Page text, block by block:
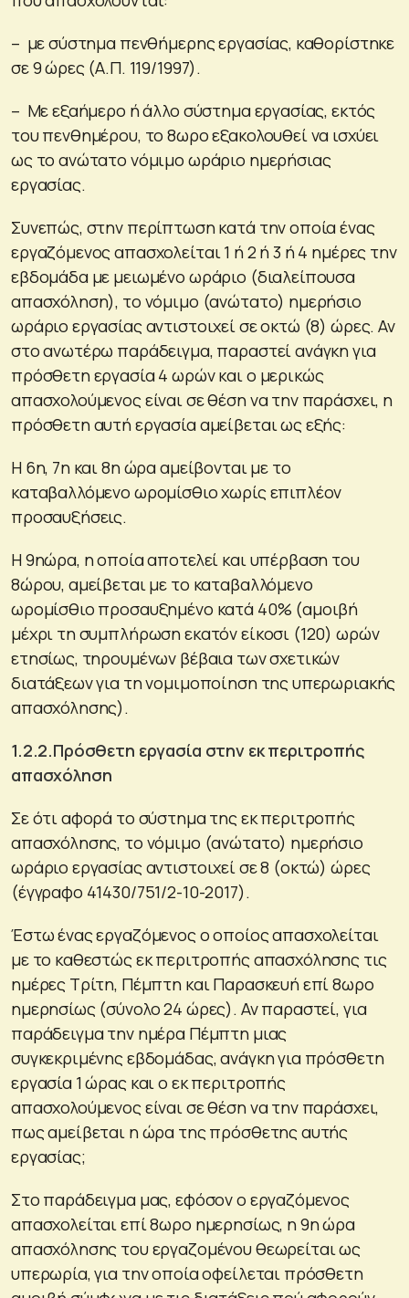
– με σύστημα πενθήμερης εργασίας, καθορίστηκε
σε 9 ώρες (Α.Π. 119/1997).
– Με εξαήμερο ή άλλο σύστημα εργασίας, εκτός
του πενθημέρου, το 8ωρο εξακολουθεί να ισχύει
ως το ανώτατο νόμιμο ωράριο ημερήσιας
εργασίας.
Συνεπώς, στην περίπτωση κατά την οποία ένας
εργαζόμενος απασχολείται 1 ή 2 ή 3 ή 4 ημέρες την
εβδομάδα με μειωμένο ωράριο (διαλείπουσα
απασχόληση), το νόμιμο (ανώτατο) ημερήσιο
ωράριο εργασίας αντιστοιχεί σε οκτώ (8) ώρες. Αν
στο ανωτέρω παράδειγμα, παραστεί ανάγκη για
πρόσθετη εργασία 4 ωρών και ο μερικώς
απασχολούμενος είναι σε θέση να την παράσχει, η
πρόσθετη αυτή εργασία αμείβεται ως εξής:
H 6η, 7η και 8η ώρα αμείβονται με το
καταβαλλόμενο ωρομίσθιο χωρίς επιπλέον
προσαυξήσεις.
Η 9ηώρα, η οποία αποτελεί και υπέρβαση του
8ώρου, αμείβεται με το καταβαλλόμενο
ωρομίσθιο προσαυξημένο κατά 40% (αμοιβή
μέχρι τη συμπλήρωση εκατόν είκοσι (120) ωρών
ετησίως, τηρουμένων βέβαια των σχετικών
διατάξεων για τη νομιμοποίηση της υπερωριακής
απασχόλησης).
1.2.2.Πρόσθετη εργασία στην εκ περιτροπής
απασχόληση
Σε ότι αφορά το σύστημα της εκ περιτροπής
απασχόλησης, το νόμιμο (ανώτατο) ημερήσιο
ωράριο εργασίας αντιστοιχεί σε 8 (οκτώ) ώρες
(έγγραφο 41430/751/2-10-2017).
Έστω ένας εργαζόμενος ο οποίος απασχολείται
με το καθεστώς εκ περιτροπής απασχόλησης τις
ημέρες Τρίτη, Πέμπτη και Παρασκευή επί 8ωρο
ημερησίως (σύνολο 24 ώρες). Αν παραστεί, για
παράδειγμα την ημέρα Πέμπτη μιας
συγκεκριμένης εβδομάδας, ανάγκη για πρόσθετη
εργασία 1 ώρας και ο εκ περιτροπής
απασχολούμενος είναι σε θέση να την παράσχει,
πως αμείβεται η ώρα της πρόσθετης αυτής
εργασίας;
Στο παράδειγμα μας, εφόσον ο εργαζόμενος
απασχολείται επί 8ωρο ημερησίως, η 9η ώρα
απασχόλησης του εργαζομένου θεωρείται ως
υπερωρία, για την οποία οφείλεται πρόσθετη